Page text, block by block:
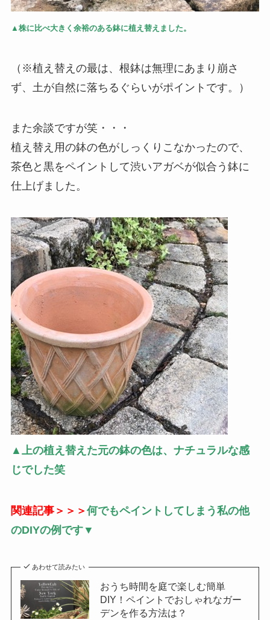
▲株に比べ大きく余裕のある鉢に植え替えました。
（※植え替えの最は、根鉢は無理にあまり崩さ
ず、土が自然に落ちるぐらいがポイントです。）
また余談ですが笑・・・
植え替え用の鉢の色がしっくりこなかったので、
茶色と黒をペイントして渋いアガベが似合う鉢に
仕上げました。
▲上の植え替えた元の鉢の色は、ナチュラルな感
じでした笑
関連記事＞＞＞何でもペイントしてしまう私の他
のDIYの例です▼
あわせて読みたい
おうち時間を庭で楽しむ簡単
DIY！ペイントでおしゃれなガー
デンを作る方法は？